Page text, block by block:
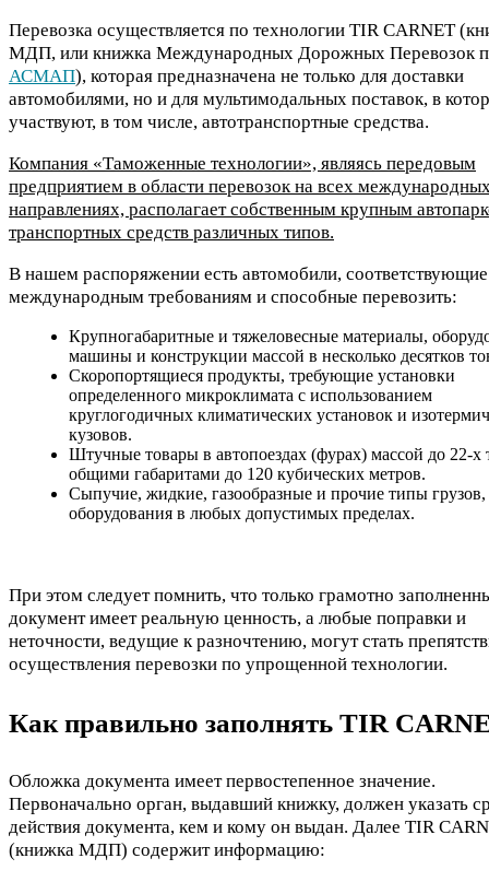
Перевозка осуществляется по технологии TIR CARNET
МДП, или книжка Международных Дорожных Перевозок
АСМАП), которая предназначена не только для доставки
автомобилями, но и для мультимодальных поставок, в
участвуют, в том числе, автотранспортные средства.
Компания «Таможенные технологии», являясь передовым
предприятием в области перевозок на всех
направлениях, располагает собственным крупным
транспортных средств различных типов.
В нашем распоряжении есть автомобили, соответствующие
международным требованиям и способные перевозить:
Крупногабаритные и тяжеловесные материалы,
машины и конструкции массой в несколько десятков
Скоропортящиеся продукты, требующие установки
определенного микроклимата с использованием
круглогодичных климатических установок и
кузовов.
Штучные товары в автопоездах (фурах) массой до 22-х
общими габаритами до 120 кубических метров.
Сыпучие, жидкие, газообразные и прочие типы
оборудования в любых допустимых пределах.
При этом следует помнить, что только грамотно
документ имеет реальную ценность, а любые поправки и
неточности, ведущие к разночтению, могут стать
осуществления перевозки по упрощенной технологии.
Как правильно заполнять TIR
Обложка документа имеет первостепенное значение.
Первоначально орган, выдавший книжку, должен указать
действия документа, кем и кому он выдан. Далее TIR
(книжка МДП) содержит информацию: